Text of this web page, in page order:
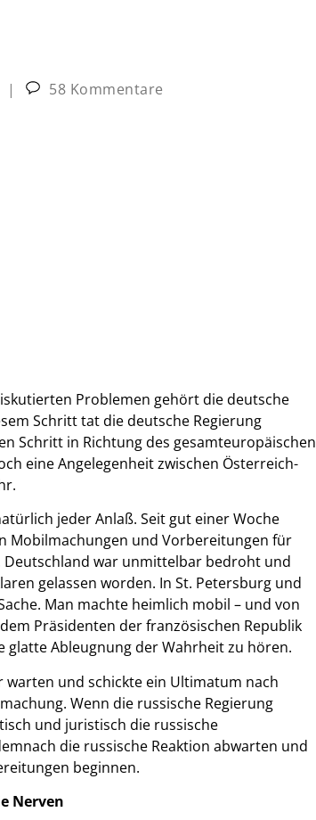
| 58 Kommentare
Problemen gehört die deutsche
Schritt tat die deutsche Regierung
Schritt in Richtung des gesamteuropäischen
eine Angelegenheit zwischen Österreich-
jeder Anlaß. Seit gut einer Woche
Mobilmachungen und Vorbereitungen für
war unmittelbar bedroht und
gelassen worden. In St. Petersburg und
Man machte heimlich mobil – und von
Präsidenten der französischen Republik
Ableugnung der Wahrheit zu hören.
und schickte ein Ultimatum nach
Wenn die russische Regierung
und juristisch die russische
die russische Reaktion abwarten und
beginnen.
Nerven